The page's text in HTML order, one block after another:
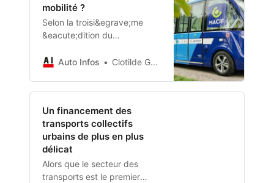
l’Afrique. Elle vise de
desservir 100 destinations
à…
mobilité ?
Selon la troisi&egrave;me
&eacute;dition du
V&eacute;hicule Autonome
mobilit&eacute;s de demain,
Vedecom, et
l&rsquo;assureur...-
observatoires-stats
Auto Infos Clotilde Gaillard
Un financement des
transports collectifs
urbains de plus en plus
délicat
Alors que le secteur des
transports est le premier